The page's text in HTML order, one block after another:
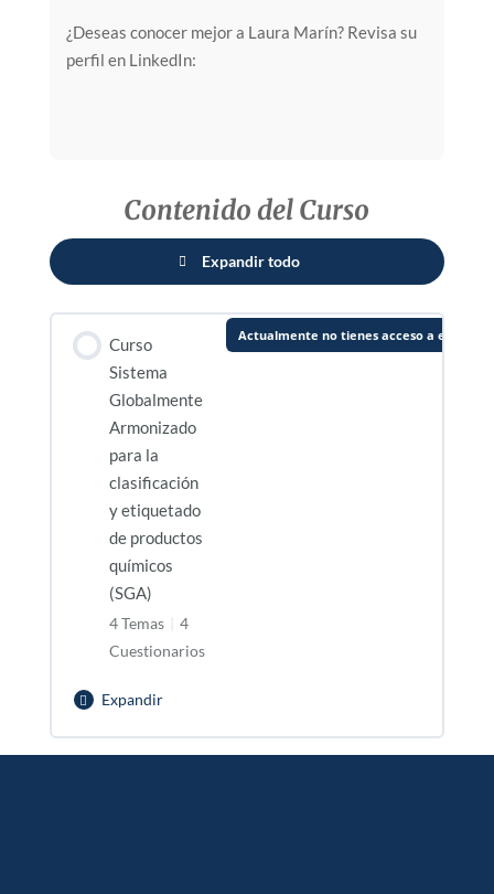
¿Deseas conocer mejor a Laura Marín? Revisa su
perfil en LinkedIn:
Contenido del Curso
Expandir todo
Lecciones
Curso
Sistema
Globalmente
Armonizado
para la
clasificación
y etiquetado
de productos
químicos
(SGA)
4 Temas
4
Cuestionarios
Actualmente no tienes acceso a este
Expandir
Sistema